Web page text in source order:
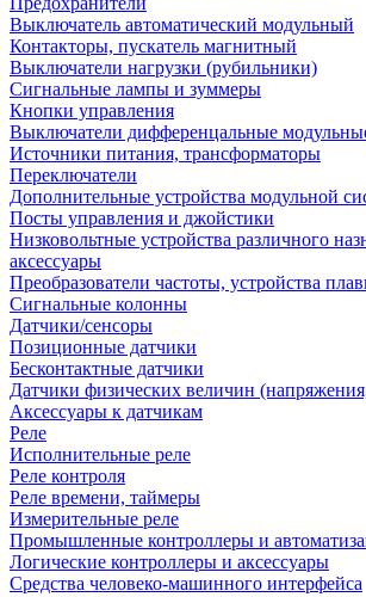
Выключатель автоматический модульный
Контакторы, пускатель магнитный
Выключатели нагрузки (рубильники)
Сигнальные лампы и зуммеры
Кнопки управления
Выключатели дифференцальные
Источники питания, трансформаторы
Переключатели
Дополнительные устройства модульной
Посты управления и джойстики
Низковольтные устройства различного
аксессуары
Преобразователи частоты, устройства
Сигнальные колонны
Датчики/сенсоры
Позиционные датчики
Бесконтактные датчики
Датчики физических величин
Аксессуары к датчикам
Реле
Исполнительные реле
Реле контроля
Реле времени, таймеры
Измерительные реле
Промышленные контроллеры и
Логические контроллеры и аксессуары
Средства человеко-машинного интерфейса